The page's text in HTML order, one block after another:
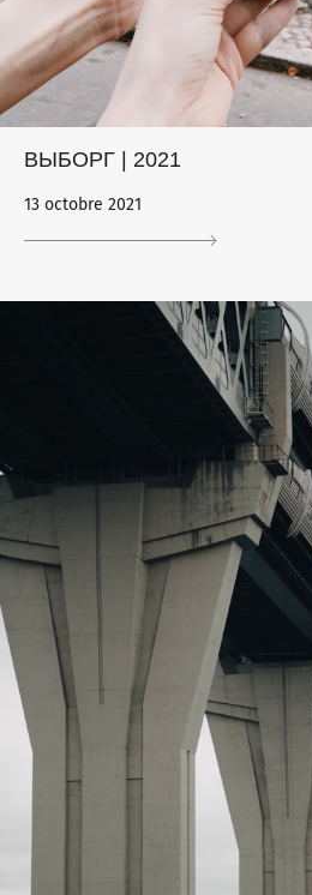
ВЫБОРГ | 2021
13 octobre 2021